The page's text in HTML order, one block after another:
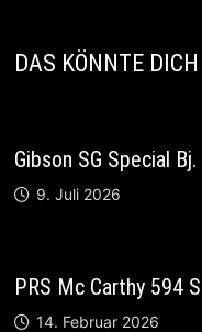
DAS KÖNNTE
Gibson SG Special
9. Juli 2026
PRS Mc Carthy 594
14. Februar 2026